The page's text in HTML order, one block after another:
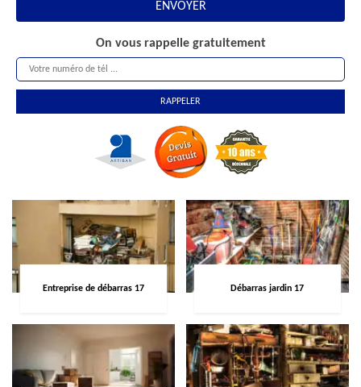
On vous rappelle gratuitement
Entreprise de débarras 17 Débarras jardin 17